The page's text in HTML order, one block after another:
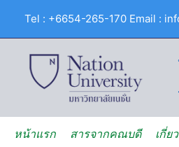
Tel : +6654-265-170 Email :
หน้าแรก สารจากคณบดี เกี่ย